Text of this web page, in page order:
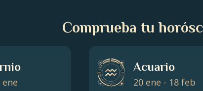
Comprueba tu
ene
Acuario
20 ene - 18 feb